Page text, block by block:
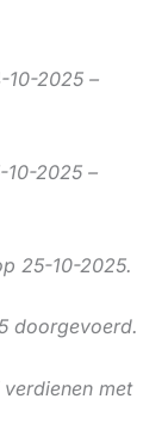
10-2025 –
2025 –
25-10-2025.
doorgevoerd.
met